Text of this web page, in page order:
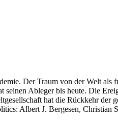
Der Traum von der Welt als
Ableger bis heute. Die
hat die Rückkehr der
Albert J. Bergesen,